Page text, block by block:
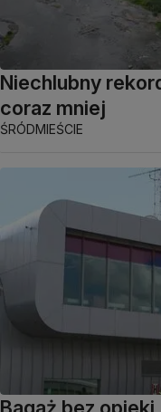
Niechlubny
coraz mniej
ŚRÓDMIEŚCIE